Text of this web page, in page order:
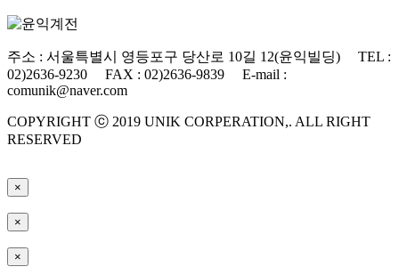
주소 : 서울특별시 영등포구 당산로 10길 12(윤익빌딩) TEL :
02)2636-9230 FAX : 02)2636-9839 E-mail :
comunik@naver.com
COPYRIGHT ⓒ 2019 UNIK CORPERATION,. ALL RIGHT
RESERVED
×
×
×